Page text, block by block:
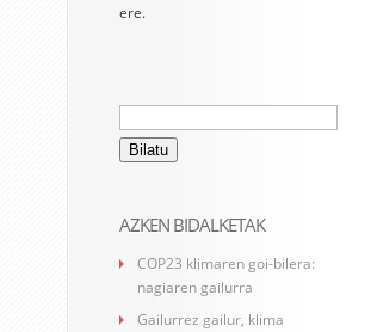
ere.
Bilatu:
AZKEN BIDALKETAK
COP23 klimaren goi-bilera:
nagiaren gailurra
Gailurrez gailur, klima